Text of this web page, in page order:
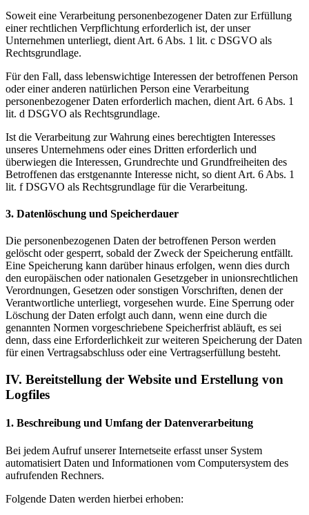
Soweit eine Verarbeitung personenbezogener Daten zur Erfüllung
einer rechtlichen Verpflichtung erforderlich ist, der unser
Unternehmen unterliegt, dient Art. 6 Abs. 1 lit. c DSGVO als
Rechtsgrundlage.
Für den Fall, dass lebenswichtige Interessen der betroffenen Person
oder einer anderen natürlichen Person eine Verarbeitung
personenbezogener Daten erforderlich machen, dient Art. 6 Abs. 1
lit. d DSGVO als Rechtsgrundlage.
Ist die Verarbeitung zur Wahrung eines berechtigten Interesses
unseres Unternehmens oder eines Dritten erforderlich und
überwiegen die Interessen, Grundrechte und Grundfreiheiten des
Betroffenen das erstgenannte Interesse nicht, so dient Art. 6 Abs. 1
lit. f DSGVO als Rechtsgrundlage für die Verarbeitung.
3. Datenlöschung und Speicherdauer
Die personenbezogenen Daten der betroffenen Person werden
gelöscht oder gesperrt, sobald der Zweck der Speicherung entfällt.
Eine Speicherung kann darüber hinaus erfolgen, wenn dies durch
den europäischen oder nationalen Gesetzgeber in unionsrechtlichen
Verordnungen, Gesetzen oder sonstigen Vorschriften, denen der
Verantwortliche unterliegt, vorgesehen wurde. Eine Sperrung oder
Löschung der Daten erfolgt auch dann, wenn eine durch die
genannten Normen vorgeschriebene Speicherfrist abläuft, es sei
denn, dass eine Erforderlichkeit zur weiteren Speicherung der Daten
für einen Vertragsabschluss oder eine Vertragserfüllung besteht.
IV. Bereitstellung der Website und Erstellung von
Logfiles
1. Beschreibung und Umfang der Datenverarbeitung
Bei jedem Aufruf unserer Internetseite erfasst unser System
automatisiert Daten und Informationen vom Computersystem des
aufrufenden Rechners.
Folgende Daten werden hierbei erhoben: